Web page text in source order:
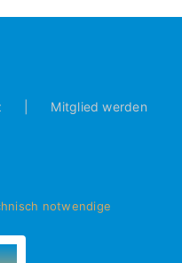
Mitglied werden
Bad Abbach e.V.
notwendige